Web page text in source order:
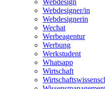
Webdesigner/in
Webdesignerin
Wechat
Werbeagentur
Werbung
Werkstudent
Whatsapp
Wirtschaft